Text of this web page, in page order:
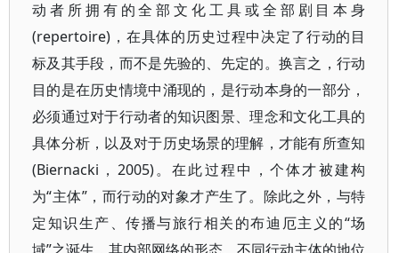
动者所拥有的全部文化工具或全部剧目本身
(repertoire)，在具体的历史过程中决定了行动的目
标及其手段，而不是先验的、先定的。换言之，行动
目的是在历史情境中涌现的，是行动本身的一部分，
必须通过对于行动者的知识图景、理念和文化工具的
具体分析，以及对于历史场景的理解，才能有所查知
(Biernacki，2005)。在此过程中，个体才被建构
为“主体”，而行动的对象才产生了。除此之外，与特
定知识生产、传播与旅行相关的布迪厄主义的“场